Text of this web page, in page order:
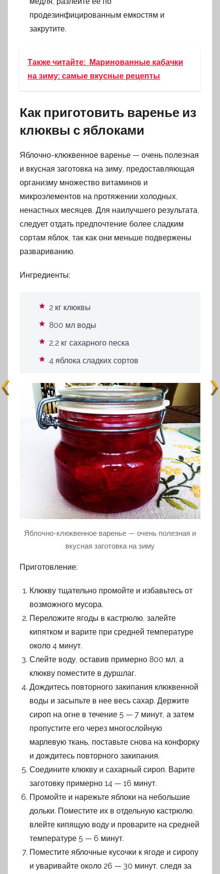
продезинфицированным емкостям и
закрутите.
Также читайте: Маринованные кабачки
на зиму: самые вкусные рецепты
Как приготовить варенье из
клюквы с яблоками
Яблочно-клюквенное варенье — очень полезная
и вкусная заготовка на зиму, предоставляющая
организму множество витаминов и
микроэлементов на протяжении холодных,
ненастных месяцев. Для наилучшего результата,
следует отдать предпочтение более сладким
сортам яблок, так как они меньше подвержены
развариванию.
Ингредиенты:
2 кг клюквы
800 мл воды
2,2 кг сахарного песка
4 яблока сладких сортов
Яблочно-клюквенное варенье — очень полезная и
вкусная заготовка на зиму
Приготовление:
Клюкву тщательно промойте и избавьтесь от
возможного мусора.
Переложите ягоды в кастрюлю, залейте
кипятком и варите при средней температуре
около 4 минут.
Слейте воду, оставив примерно 800 мл, а
клюкву поместите в дуршлаг.
Дождитесь повторного закипания клюквенной
воды и засыпьте в нее весь сахар. Держите
сироп на огне в течение 5 — 7 минут, а затем
пропустите его через многослойную
марлевую ткань, поставьте снова на конфорку
и дождитесь повторного закипания.
Соедините клюкву и сахарный сироп. Варите
заготовку примерно 14 — 16 минут.
Промойте и нарежьте яблоки на небольшие
дольки. Поместите их в отдельную кастрюлю,
влейте кипящую воду и проварите на средней
температуре 5 — 6 минут.
Поместите яблочные кусочки к ягоде и сиропу
и уваривайте около 26 — 30 минут, следя за